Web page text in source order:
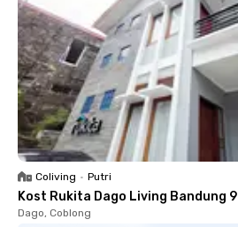
Coliving • Putri
Kost Rukita Dago Living Bandung 9
Dago, Coblong